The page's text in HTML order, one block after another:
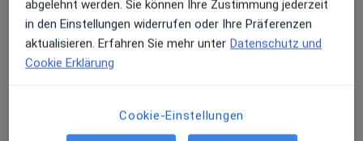
Rekonstruktion von abrasionsbedingtem
Zahnhartsubstanzverlust ohne Präparation – für eine
natürliche Zahnform, bessere Funktion und Schonung
der Zahnsubstanz.
präzise digitale Abformungen – komfortabler, genauer
und angenehmer als herkömmliche Abformungen.
unter 05251/23371 erreichen. Es steht Ihnen für alle
Fragen gerne zur Verfügung!
Professionelle Zahnreinigung
abgelehnt werden. Sie können Ihre Zustimmung jederzeit
in den Einstellungen widerrufen oder Ihre Präferenzen
aktualisieren. Erfahren Sie mehr unter Datenschutz und
Cookie Erklärung
Cookie-Einstellungen